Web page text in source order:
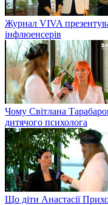
Журнал VIVA
інфлюенсерів
Чому Світлана
дитячого психолога
Що діти Анастасії